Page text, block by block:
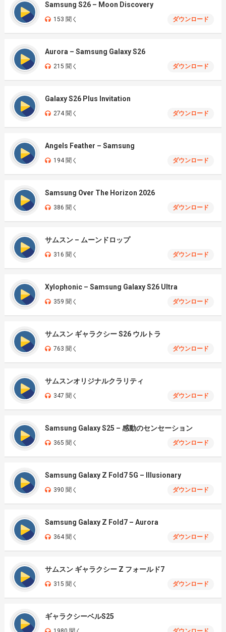
Samsung S26 – Moon Discovery
153 聞く ダウンロード
Aurora – Samsung Galaxy S26
215 聞く ダウンロード
Galaxy S26 Plus Invitation
274 聞く ダウンロード
Angels Feather – Samsung
194 聞く ダウンロード
Samsung Over The Horizon 2026
386 聞く ダウンロード
サムスン – ムーンドロップ
316 聞く ダウンロード
Xylophonic – Samsung Galaxy S26 Ultra
359 聞く ダウンロード
サムスン ギャラクシー S26 ウルトラ
763 聞く ダウンロード
サムスンオリジナルクラリティ
347 聞く ダウンロード
Samsung Galaxy S25 – 感動のセンセーション
365 聞く ダウンロード
Samsung Galaxy Z Fold7 5G – Illusionary
390 聞く ダウンロード
Samsung Galaxy Z Fold7 – Aurora
364 聞く ダウンロード
サムスン ギャラクシー Z フォールド7
315 聞く ダウンロード
ギャラクシーベルS25